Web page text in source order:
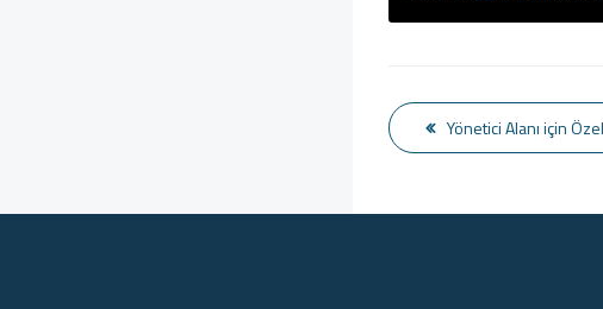
Yönetici Alanı için